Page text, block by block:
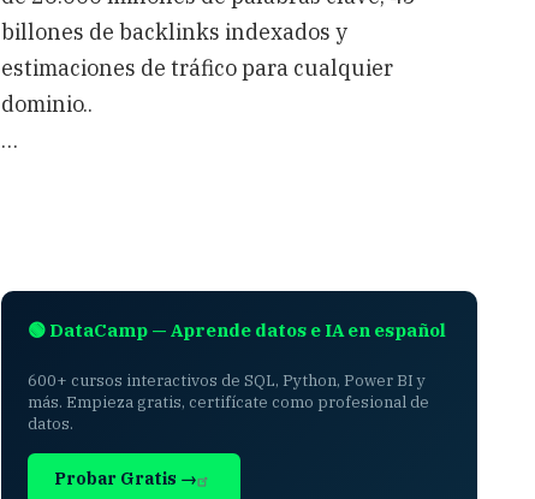
billones de backlinks indexados y
estimaciones de tráfico para cualquier
dominio..
…
🟢 DataCamp — Aprende datos e IA en español
600+ cursos interactivos de SQL, Python, Power BI y
más. Empieza gratis, certifícate como profesional de
datos.
Probar Gratis →